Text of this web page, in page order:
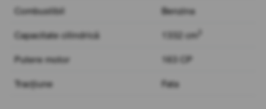
Combustibil Benzina
Capacitate cilindrică 1332 cm
Putere motor 163 CP
Tracțiune Fata